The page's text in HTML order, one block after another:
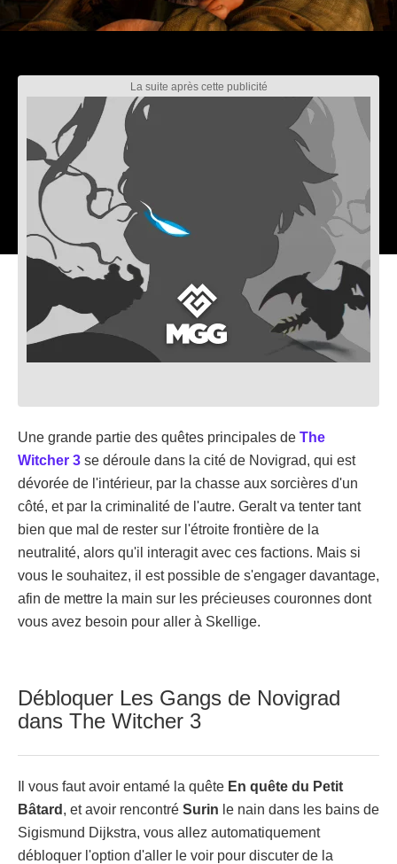
Une grande partie des quêtes principales de The
Witcher 3 se déroule dans la cité de Novigrad, qui est
dévorée de l'intérieur, par la chasse aux sorcières d'un
côté, et par la criminalité de l'autre. Geralt va tenter tant
bien que mal de rester sur l'étroite frontière de la
neutralité, alors qu'il interagit avec ces factions. Mais si
vous le souhaitez, il est possible de s'engager davantage,
afin de mettre la main sur les précieuses couronnes dont
vous avez besoin pour aller à Skellige.
Débloquer Les Gangs de Novigrad
dans The Witcher 3
Il vous faut avoir entamé la quête En quête du Petit
Bâtard , et avoir rencontré Surin le nain dans les bains de
Sigismund Dijkstra, vous allez automatiquement
débloquer l'option d'aller le voir pour discuter de la